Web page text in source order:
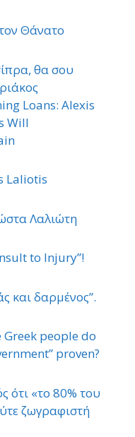
Θάνατο
θα σου
Loans: Alexis
Will
Laliotis
Λαλιώτη
to Injury”!
και δαρμένος”.
Greek people do
proven?
ότι «το 80% του
ζωγραφιστή